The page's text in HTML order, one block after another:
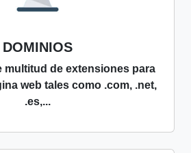
DOMINIOS
multitud de extensiones para
web tales como .com, .net,
.es,...